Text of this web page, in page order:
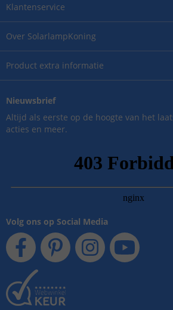
Over SolarlampKoning
Product extra informatie
Klantenservice
Nieuwsbrief
Altijd als eerste op de hoogte van het
acties en meer.
Volg ons op Social Media